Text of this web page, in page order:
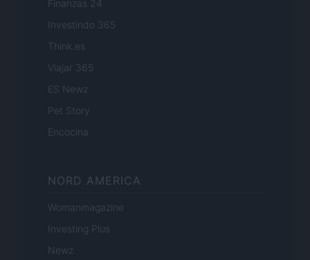
Finanzas 24
Investindo 365
Think.es
Viajar 365
ES Newz
Pet Story
Encocina
NORD AMERICA
Womanmagazine
Investing Plus
Newz